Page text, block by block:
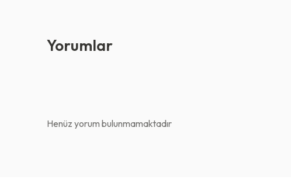
Yorumlar
Henüz yorum bulunmamaktadır